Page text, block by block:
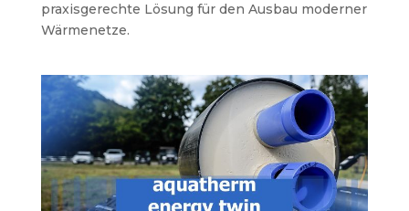
praxisgerechte Lösung für den Ausbau moderner
Wärmenetze.